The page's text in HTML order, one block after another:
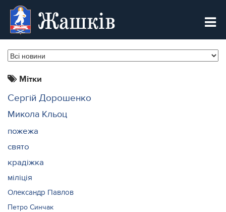
Жашків
Мітки
Сергій Дорошенко
Микола Кльоц
пожежа
свято
крадіжка
міліція
Олександр Павлов
Петро Синчак